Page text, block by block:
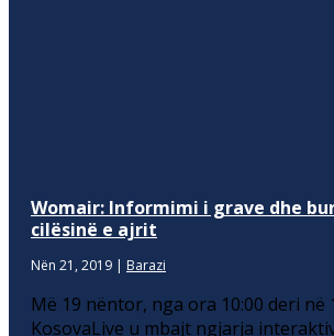
Womair: Informimi i grave dhe
cilësinë e ajrit
Nën 21, 2019 | Barazi
Më 19 nëntor, nga ora 10:00 deri në
KosovaLive u mbajt ngjarja